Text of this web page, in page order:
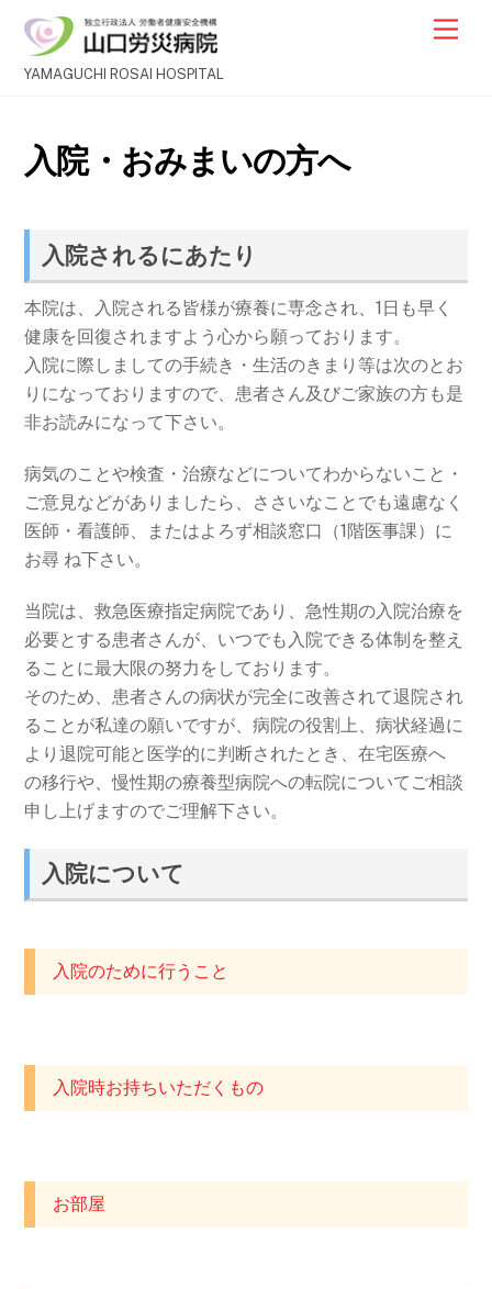
content
YAMAGUCHI ROSAI HOSPITAL
入院・おみまいの方へ
入院されるにあたり
本院は、入院される皆様が療養に専念され、1日も早く
健康を回復されますよう心から願っております。
入院に際しましての手続き・生活のきまり等は次のとお
りになっておりますので、患者さん及びご家族の方も是
非お読みになって下さい。
病気のことや検査・治療などについてわからないこと・
ご意見などがありましたら、ささいなことでも遠慮なく
医師・看護師、またはよろず相談窓口（1階医事課）に
お尋 ね下さい。
当院は、救急医療指定病院であり、急性期の入院治療を
必要とする患者さんが、いつでも入院できる体制を整え
ることに最大限の努力をしております。
そのため、患者さんの病状が完全に改善されて退院され
ることが私達の願いですが、病院の役割上、病状経過に
より退院可能と医学的に判断されたとき、在宅医療へ
の移行や、慢性期の療養型病院への転院についてご相談
申し上げますのでご理解下さい。
入院について
入院のために行うこと
入院時お持ちいただくもの
お部屋